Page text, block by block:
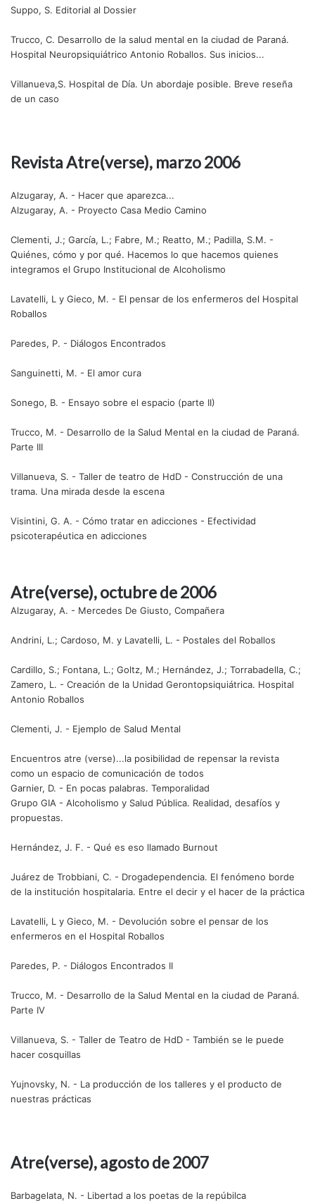
Suppo, S. Editorial al Dossier
Trucco, C. Desarrollo de la salud mental en la ciudad de Paraná.
Hospital Neuropsiquiátrico Antonio Roballos. Sus inicios...
Villanueva,S. Hospital de Día. Un abordaje posible. Breve reseña
de un caso
Revista Atre(verse), marzo 2006
Alzugaray, A. - Hacer que aparezca...
Alzugaray, A. - Proyecto Casa Medio Camino
Clementi, J.; García, L.; Fabre, M.; Reatto, M.; Padilla, S.M. -
Quiénes, cómo y por qué. Hacemos lo que hacemos quienes
integramos el Grupo Institucional de Alcoholismo
Lavatelli, L y Gieco, M. - El pensar de los enfermeros del Hospital
Roballos
Paredes, P. - Diálogos Encontrados
Sanguinetti, M. - El amor cura
Sonego, B. - Ensayo sobre el espacio (parte II)
Trucco, M. - Desarrollo de la Salud Mental en la ciudad de Paraná.
Parte III
Villanueva, S. - Taller de teatro de HdD - Construcción de una
trama. Una mirada desde la escena
Visintini, G. A. - Cómo tratar en adicciones - Efectividad
psicoterapéutica en adicciones
Atre(verse), octubre de 2006
Alzugaray, A. - Mercedes De Giusto, Compañera
Andrini, L.; Cardoso, M. y Lavatelli, L. - Postales del Roballos
Cardillo, S.; Fontana, L.; Goltz, M.; Hernández, J.; Torrabadella, C.;
Zamero, L. - Creación de la Unidad Gerontopsiquiátrica. Hospital
Antonio Roballos
Clementi, J. - Ejemplo de Salud Mental
Encuentros atre (verse)...la posibilidad de repensar la revista
como un espacio de comunicación de todos
Garnier, D. - En pocas palabras. Temporalidad
Grupo GIA - Alcoholismo y Salud Pública. Realidad, desafíos y
propuestas.
Hernández, J. F. - Qué es eso llamado Burnout
Juárez de Trobbiani, C. - Drogadependencia. El fenómeno borde
de la institución hospitalaria. Entre el decir y el hacer de la práctica
Lavatelli, L y Gieco, M. - Devolución sobre el pensar de los
enfermeros en el Hospital Roballos
Paredes, P. - Diálogos Encontrados II
Trucco, M. - Desarrollo de la Salud Mental en la ciudad de Paraná.
Parte IV
Villanueva, S. - Taller de Teatro de HdD - También se le puede
hacer cosquillas
Yujnovsky, N. - La producción de los talleres y el producto de
nuestras prácticas
Atre(verse), agosto de 2007
Barbagelata, N. - Libertad a los poetas de la repúbilca